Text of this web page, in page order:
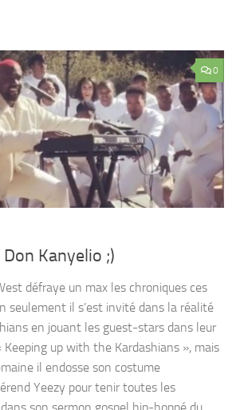
0
Kanyelio ;)
défraye un max les chroniques ces
seulement il s’est invité dans la réalité
en jouant les guest-stars dans leur
Keeping up with the Kardashians », mais
il endosse son costume
Yeezy pour tenir toutes les